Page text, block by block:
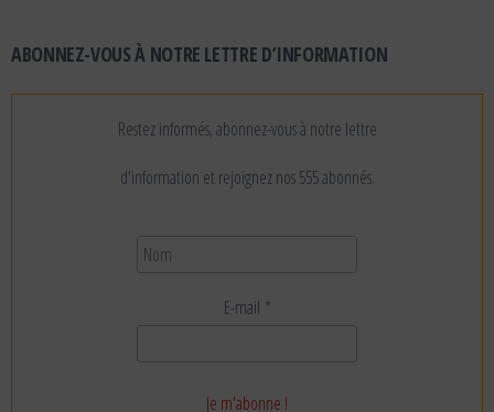
ABONNEZ-VOUS À NOTRE LETTRE D’INFORMATION
Restez informés, abonnez-vous à notre lettre
d'information et rejoignez nos 555 abonnés.
E-mail *